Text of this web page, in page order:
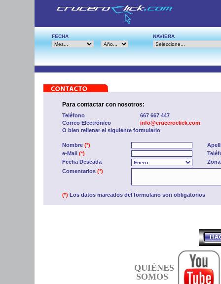
FECHA NAVIERA
Para contactar con nosotros:
Teléfono
667 667 447
Correo Electrónico
info@cruceroclick.com
O bien rellenar el siguiente formulario
Nombre (*)
e-Mail (*)
Fecha Deseada
Comentarios (*)
(*) Los datos marcados del formulario son obligatorios
QUIÉNES
SOMOS